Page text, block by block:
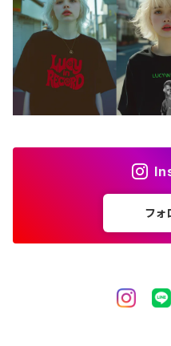
バッグ
アートワーク
フォトカード
ライフスタイル
フォ